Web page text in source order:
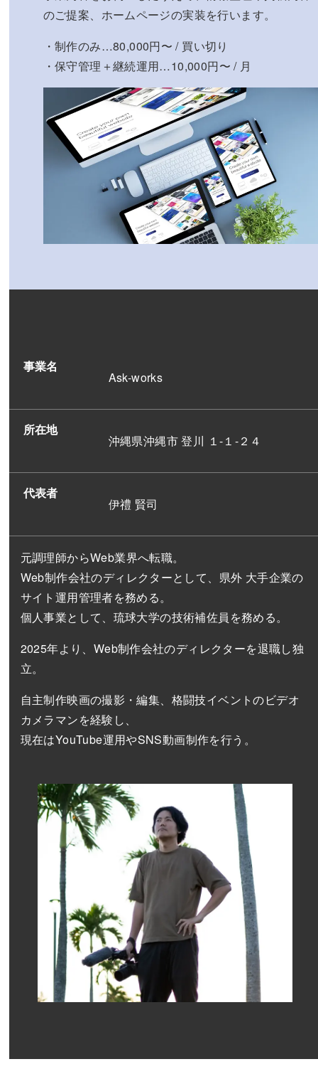
のご提案、ホームページの実装を行います。
・制作のみ…80,000円〜 / 買い切り
・保守管理＋継続運用…10,000円〜 / 月
事業名
Ask-works
所在地
沖縄県沖縄市 登川 １-１-２４
代表者
伊禮 賢司
元調理師からWeb業界へ転職。
Web制作会社のディレクターとして、県外 大手企業の
サイト運用管理者を務める。
個人事業として、琉球大学の技術補佐員を務める。
2025年より、Web制作会社のディレクターを退職し独
立。
自主制作映画の撮影・編集、格闘技イベントのビデオ
カメラマンを経験し、
現在はYouTube運用やSNS動画制作を行う。